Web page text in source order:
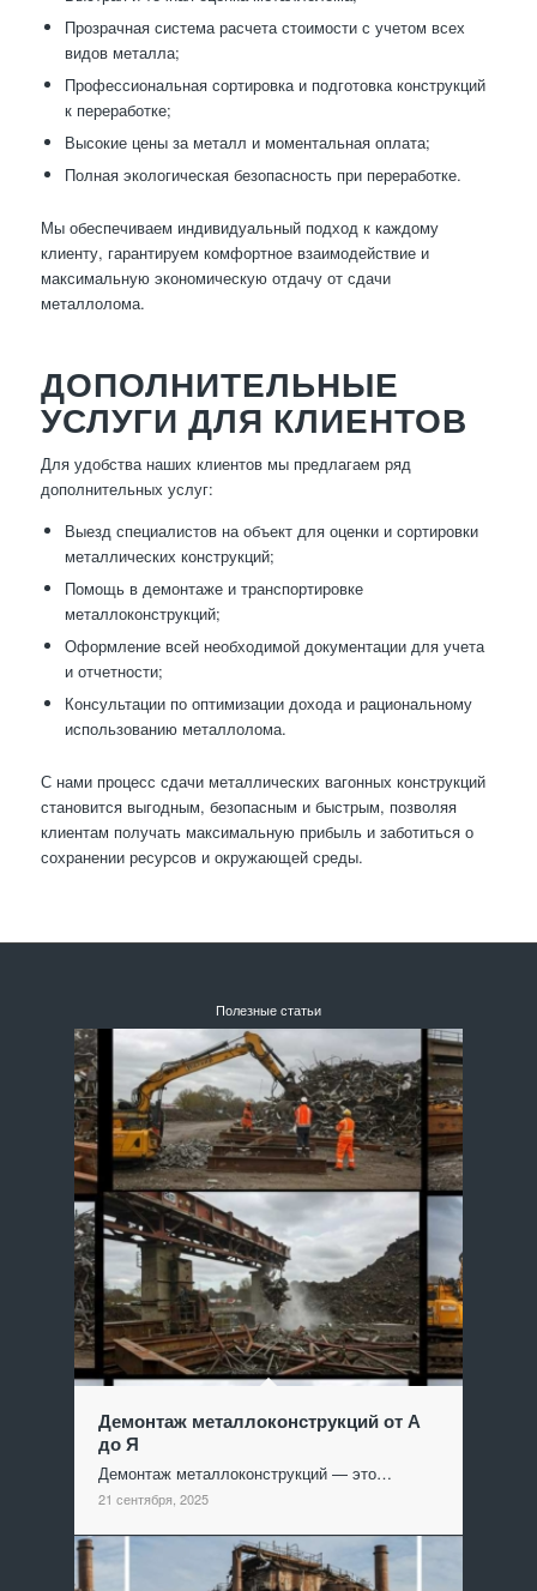
Прозрачная система расчета стоимости с учетом всех
видов металла;
Профессиональная сортировка и подготовка конструкций
к переработке;
Высокие цены за металл и моментальная оплата;
Полная экологическая безопасность при переработке.
Мы обеспечиваем индивидуальный подход к каждому
клиенту, гарантируем комфортное взаимодействие и
максимальную экономическую отдачу от сдачи
металлолома.
ДОПОЛНИТЕЛЬНЫЕ
УСЛУГИ ДЛЯ КЛИЕНТОВ
Для удобства наших клиентов мы предлагаем ряд
дополнительных услуг:
Выезд специалистов на объект для оценки и сортировки
металлических конструкций;
Помощь в демонтаже и транспортировке
металлоконструкций;
Оформление всей необходимой документации для учета
и отчетности;
Консультации по оптимизации дохода и рациональному
использованию металлолома.
С нами процесс сдачи металлических вагонных конструкций
становится выгодным, безопасным и быстрым, позволяя
клиентам получать максимальную прибыль и заботиться о
сохранении ресурсов и окружающей среды.
Полезные статьи
Демонтаж металлоконструкций от А
до Я
Демонтаж металлоконструкций — это…
21 сентября, 2025